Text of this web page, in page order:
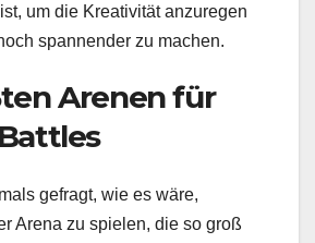
um die Kreativität anzuregen
spannender zu machen.
Arenen für
gefragt, wie es wäre,
Arena zu spielen, die so groß